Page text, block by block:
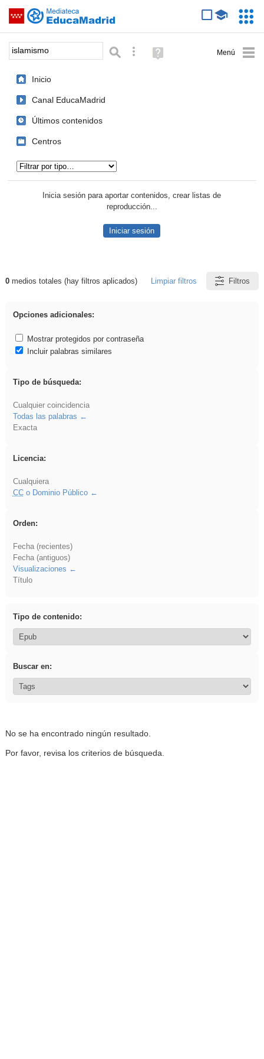
Saltar navegación
Palabra o frase: Búsqueda avanzada
Ayuda
(en
Inicio
Canal EducaMadrid
Últimos contenidos
Centros
Inicia sesión para aportar contenidos, crear listas de
reproducción...
Iniciar sesión
Resultados de: islamismo
0medios totales (hay filtros aplicados) Limpiar filtros Filtros
Opciones adicionales:
Mostrar protegidos por contraseña
Incluir palabras similares
Tipo de búsqueda:
Cualquier coincidencia
Todas las palabras
Exacta
Licencia:
Cualquiera
CCo Dominio Público
Orden:
Fecha (recientes)
Fecha (antiguos)
Visualizaciones
Título
Tipo de contenido:
Buscar en:
No se ha encontrado ningún resultado.
Por favor, revisa los criterios de búsqueda.